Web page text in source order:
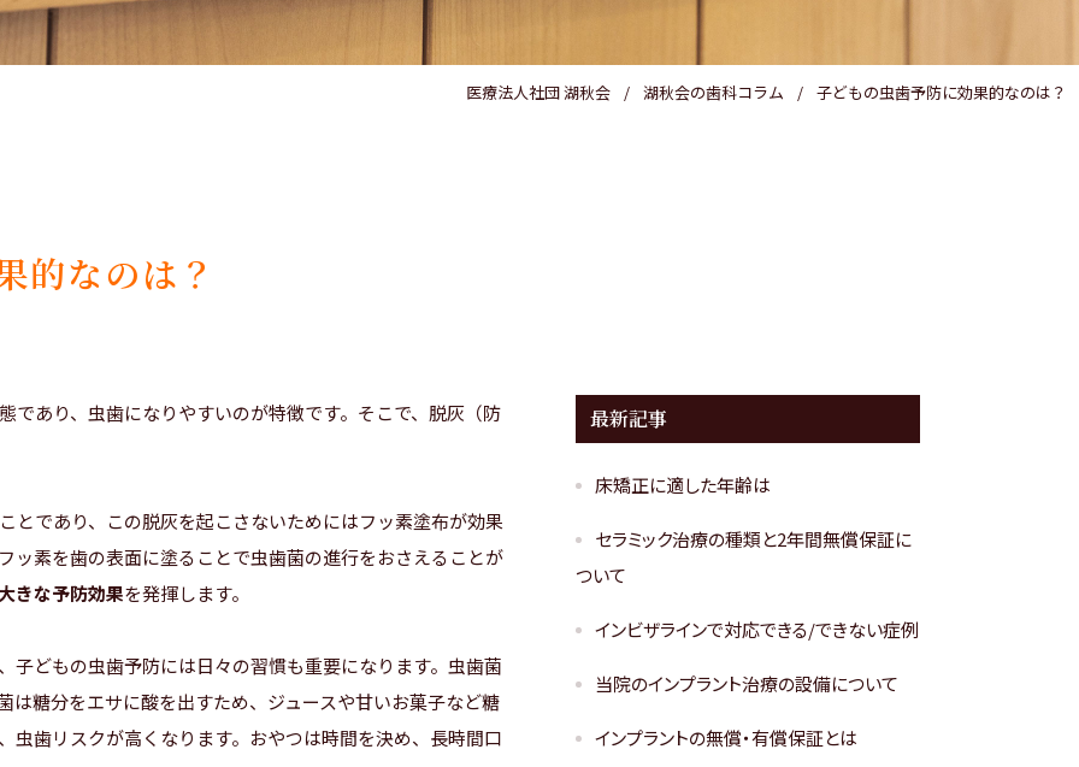
医療法人社団 湖秋会 湖秋会の歯科コラム 子どもの虫歯予防に効果的なのは？
的なのは？
であり、虫歯になりやすいのが特徴です。そこで、脱灰（防
とであり、この脱灰を起こさないためにはフッ素塗布が効果
ッ素を歯の表面に塗ることで虫歯菌の進行をおさえることが
きな予防効果を発揮します。
子どもの虫歯予防には日々の習慣も重要になります。虫歯菌
は糖分をエサに酸を出すため、ジュースや甘いお菓子など糖
虫歯リスクが高くなります。おやつは時間を決め、長時間口
最新記事
床矯正に適した年齢は
セラミック治療の種類と2年間無償保証に
ついて
インビザラインで対応できる/できない症例
当院のインプラント治療の設備について
インプラントの無償・有償保証とは